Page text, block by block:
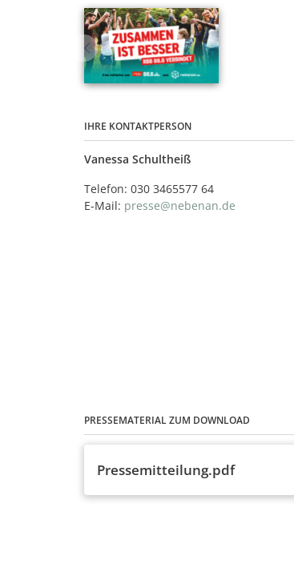
IHRE KONTAKTPERSON
Vanessa Schultheiß
Telefon: 030 3465577 64
E-Mail: presse@nebenan.de
PRESSEMATERIAL ZUM DOWNLOAD
Pressemitteilung.pdf